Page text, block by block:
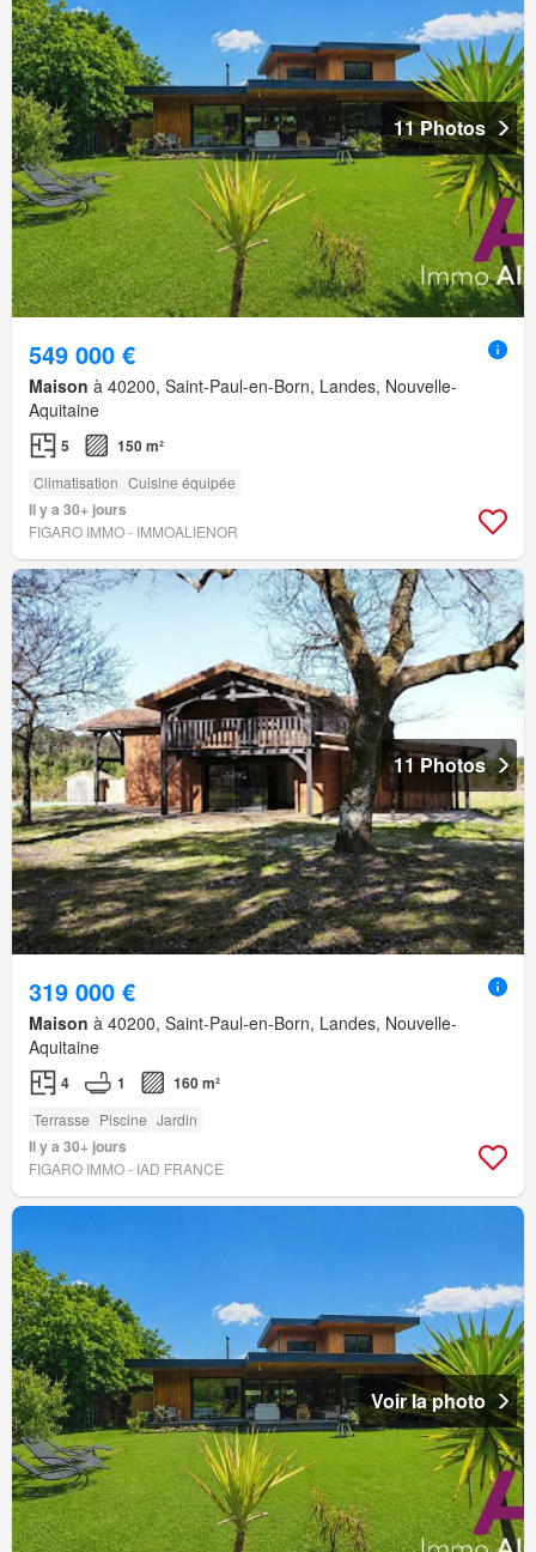
11 Photos
549 000 €
Maison à 40200, Saint-Paul-en-Born, Landes, Nouvelle-
Aquitaine
5 150 m²
Climatisation Cuisine équipée
Il y a 30+ jours
FIGARO IMMO - IMMOALIENOR
11 Photos
319 000 €
Maison à 40200, Saint-Paul-en-Born, Landes, Nouvelle-
Aquitaine
4 1 160 m²
Terrasse Piscine Jardin
Il y a 30+ jours
FIGARO IMMO - IAD FRANCE
Voir la photo